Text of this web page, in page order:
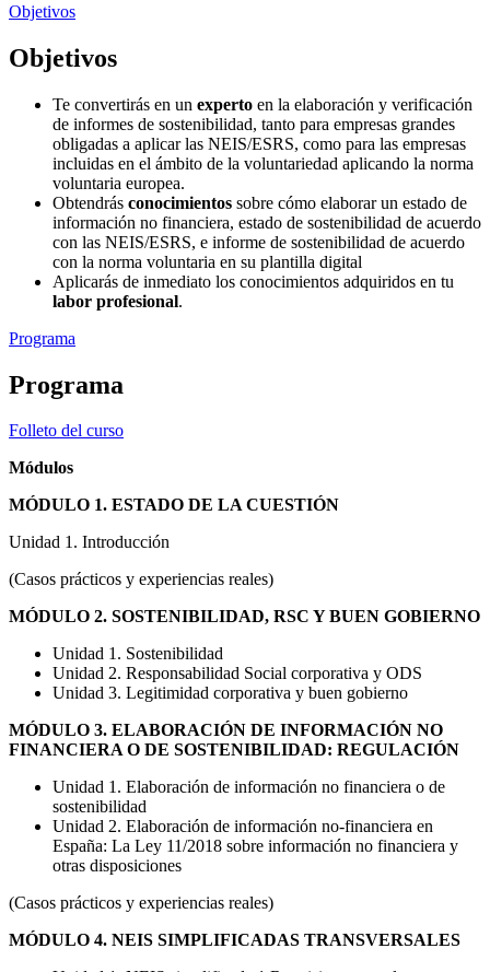
Objetivos
Objetivos
Te convertirás en un experto en la elaboración y verificación
de informes de sostenibilidad, tanto para empresas grandes
obligadas a aplicar las NEIS/ESRS, como para las empresas
incluidas en el ámbito de la voluntariedad aplicando la norma
voluntaria europea.
Obtendrás conocimientos sobre cómo elaborar un estado de
información no financiera, estado de sostenibilidad de acuerdo
con las NEIS/ESRS, e informe de sostenibilidad de acuerdo
con la norma voluntaria en su plantilla digital
Aplicarás de inmediato los conocimientos adquiridos en tu
labor profesional.
Programa
Programa
Folleto del curso
Módulos
MÓDULO 1. ESTADO DE LA CUESTIÓN
Unidad 1. Introducción
(Casos prácticos y experiencias reales)
MÓDULO 2. SOSTENIBILIDAD, RSC Y BUEN GOBIERNO
Unidad 1. Sostenibilidad
Unidad 2. Responsabilidad Social corporativa y ODS
Unidad 3. Legitimidad corporativa y buen gobierno
MÓDULO 3. ELABORACIÓN DE INFORMACIÓN NO
FINANCIERA O DE SOSTENIBILIDAD: REGULACIÓN
Unidad 1. Elaboración de información no financiera o de
sostenibilidad
Unidad 2. Elaboración de información no-financiera en
España: La Ley 11/2018 sobre información no financiera y
otras disposiciones
(Casos prácticos y experiencias reales)
MÓDULO 4. NEIS SIMPLIFICADAS TRANSVERSALES